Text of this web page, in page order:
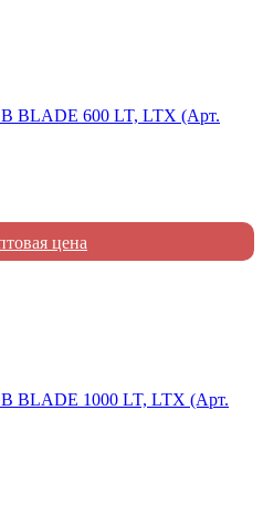
BLADE 600 LT, LTX (Арт.
цена
BLADE 1000 LT, LTX (Арт.